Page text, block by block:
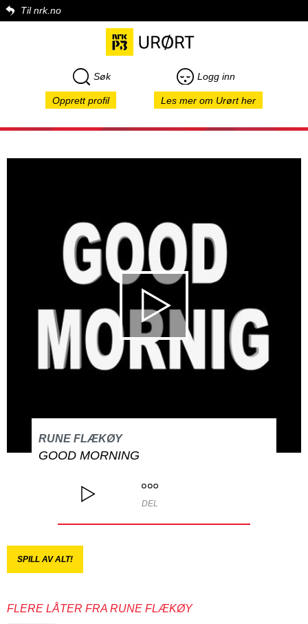
Til nrk.no
Søk Logg inn
Opprett profil Les mer om Urørt her
RUNE FLÆKØY
GOOD MORNING
DEL
SPILL AV ALT!
FLERE LÅTER FRA RUNE FLÆKØY